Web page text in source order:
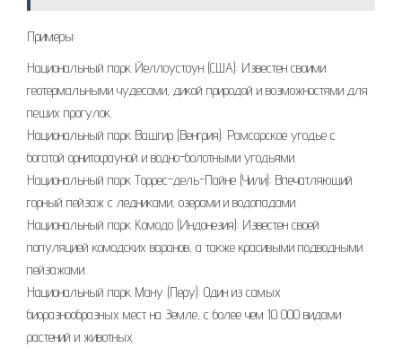
Примеры:
Национальный парк Йеллоустоун (США): Известен своими
геотермальными чудесами, дикой природой и возможностями для
пеших прогулок.
Национальный парк Вашгир (Венгрия): Рамсарское угодье с
богатой орнитофауной и водно-болотными угодьями.
Национальный парк Торрес-дель-Пайне (Чили): Впечатляющий
горный пейзаж с ледниками, озерами и водопадами.
Национальный парк Комодо (Индонезия): Известен своей
популяцией комодских варанов, а также красивыми подводными
пейзажами.
Национальный парк Ману (Перу): Один из самых
биоразнообразных мест на Земле, с более чем 10 000 видами
растений и животных.